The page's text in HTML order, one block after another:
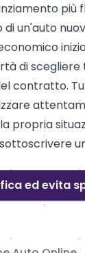
più
di un'auto
di scegliere
contratto.
propria
ed evita